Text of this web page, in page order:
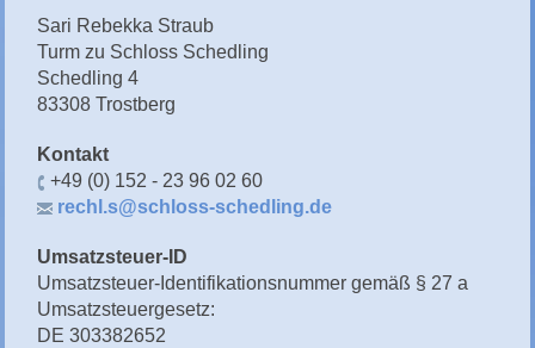
Sari Rebekka Straub
Turm zu Schloss Schedling
Schedling 4
83308 Trostberg
Kontakt
+49 (0) 152 - 23 96 02 60
rechl.s@schloss-schedling.de
Umsatzsteuer-ID
Umsatzsteuer-Identifikationsnummer gemäß § 27 a
Umsatzsteuergesetz:
DE 303382652